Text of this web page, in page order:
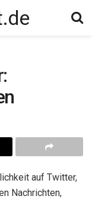
auf Twitter,
Nachrichten,